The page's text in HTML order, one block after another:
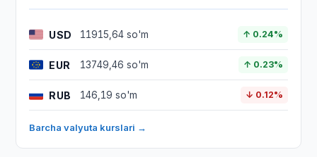
USD 11915,64 so'm ↑ 0.24%
EUR 13749,46 so'm ↑ 0.23%
RUB 146,19 so'm ↓ 0.12%
Barcha valyuta kurslari →